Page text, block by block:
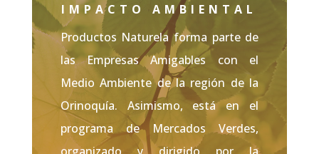
IMPACTO AMBIENTAL
Productos Naturela forma parte de
las Empresas Amigables con el
Medio Ambiente de la región de la
Orinoquía. Asimismo, está en el
programa de Mercados Verdes,